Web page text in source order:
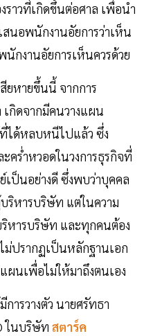
าวที่เกิดขึ้นต่อศาล เพื่อนำ
นอพนักงานอัยการว่าเห็น
กงานอัยการเห็นควรด้วย
ยหายขึ้นนี้ จากการ
กิดจากมีคนวางแผน
ได้หลบหนีไปแล้ว ซึ่ง
ร่ำหวอดในวงการธุรกิจที่
ป็นอย่างดี ซึ่งพบว่าบุคคล
หารบริษัท แต่ในความ
หารบริษัท และทุกคนต้อง
ม่ปรากฏเป็นหลักฐานเอก
ผนเพื่อไม่ให้มาถึงตนเอง
ารวางตัว นายศรัทธา
ในบริษัท สตาร์ค